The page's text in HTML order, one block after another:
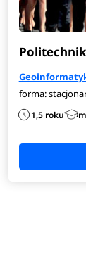
forma:
1,5 roku